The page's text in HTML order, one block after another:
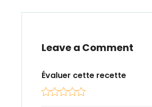
Leave a Comment
Évaluer cette recette